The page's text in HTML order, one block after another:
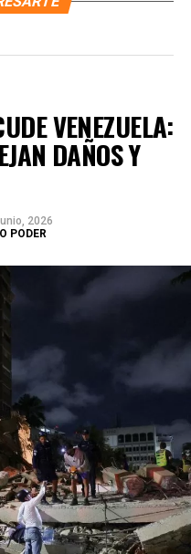
VENEZUELA:
DAÑOS Y
2026
PODER